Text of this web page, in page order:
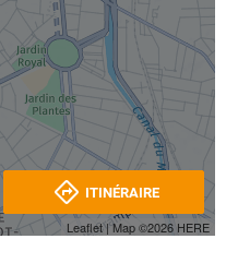
Leaflet| Map ©2026 HERE
ITINÉRAIRE